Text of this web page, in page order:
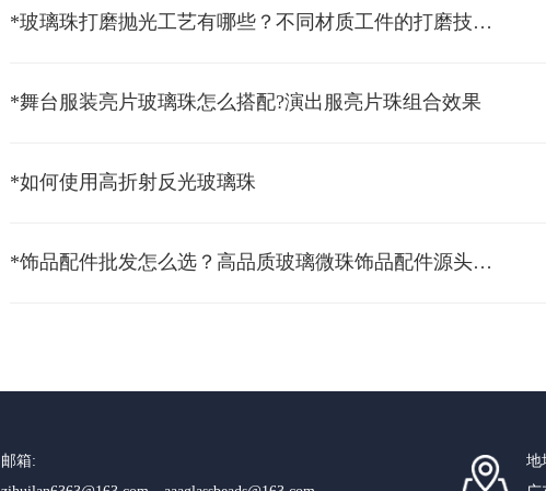
*玻璃珠打磨抛光工艺有哪些？不同材质工件的打磨技巧解析
*舞台服装亮片玻璃珠怎么搭配?演出服亮片珠组合效果
*如何使用高折射反光玻璃珠
*饰品配件批发怎么选？高品质玻璃微珠饰品配件源头直供攻略
邮箱:
地